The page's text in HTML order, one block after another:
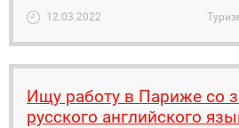
12.03.2022
Ищу работу в Париже со
русского английского